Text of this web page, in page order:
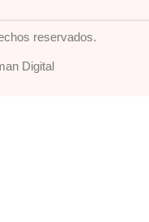
reservados.
Digital